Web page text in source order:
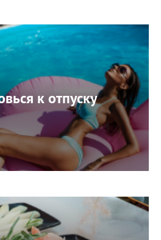
к отпуску